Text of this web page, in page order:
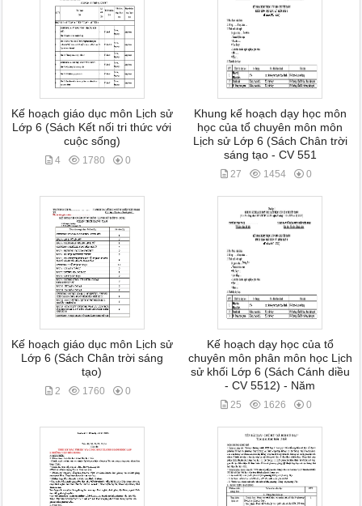
Kế hoạch giáo dục môn Lịch sử
Lớp 6 (Sách Kết nối tri thức với
cuộc sống)
4 1780 0
Khung kế hoạch dạy học môn
học của tổ chuyên môn môn
Lịch sử Lớp 6 (Sách Chân trời
sáng tạo - CV 551
27 1454 0
Kế hoạch giáo dục môn Lịch sử
Lớp 6 (Sách Chân trời sáng
tạo)
2 1760 0
Kế hoạch dạy học của tổ
chuyên môn phân môn học Lịch
sử khối Lớp 6 (Sách Cánh diều
- CV 5512) - Năm
25 1626 0